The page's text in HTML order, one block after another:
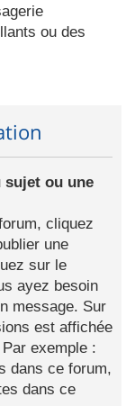
ou des
sujet ou une
cliquez
une
sur le
ayez besoin
message. Sur
est affichée
exemple :
dans ce forum,
dans ce